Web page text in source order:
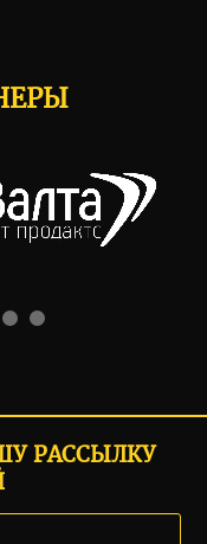
РАССЫЛКУ